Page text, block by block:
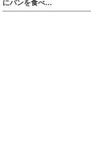
にパンを食べ…